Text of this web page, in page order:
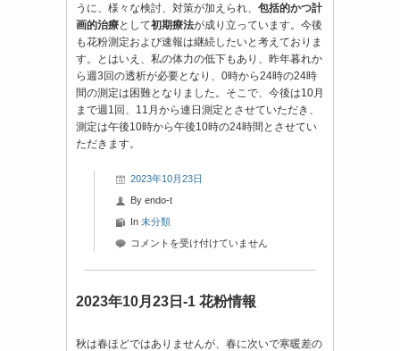
うに、様々な検討、対策が加えられ、 包括的かつ計
画的治療として初期療法が成り立っています。今後
も花粉測定および速報は継続したいと考えておりま
す。とはいえ、私の体力の低下もあり、昨年暮れか
ら週3回の透析が必要となり、0時から24時の24時
間の測定は困難となりました。そこで、今後は10月
まで週1回、11月から連日測定とさせていただき、
測定は午後10時から午後10時の24時間とさせてい
ただきます。
2023年10月23日
By endo-t
In 未分類
2023
23
花
コメントを受け付けていません
2023年10月23日-1 花粉情報
秋は春ほどではありませんが、春に次いで寒暖差の